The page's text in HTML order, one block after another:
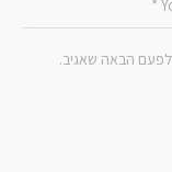
הבאה שאגיב.